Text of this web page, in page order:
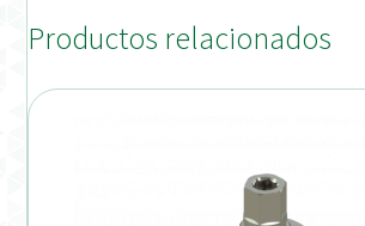
Productos relacionados